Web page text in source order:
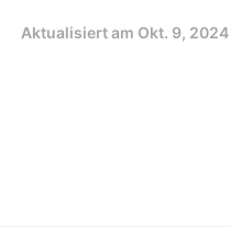
Aktualisiert am Okt. 9, 2024